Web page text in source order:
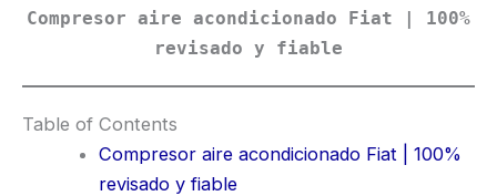
Compresor aire acondicionado Fiat | 100%
revisado y fiable
Table of Contents
Compresor aire acondicionado Fiat | 100%
revisado y fiable